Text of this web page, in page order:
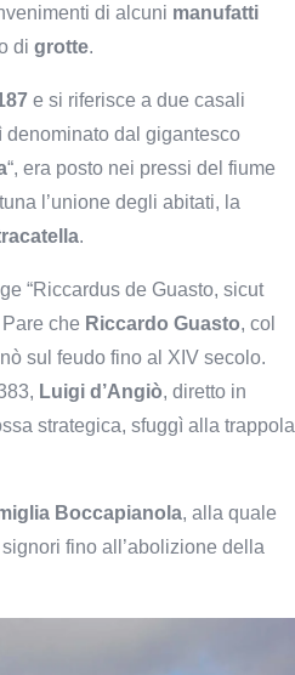
di alcuni manufatti
di grotte.
e si riferisce a due casali
denominato dal gigantesco
“, era posto nei pressi del fiume
l’unione degli abitati, la
.
“Riccardus de Guasto, sicut
che Riccardo Guasto, col
sul feudo fino al XIV secolo.
Luigi d’Angiò, diretto in
strategica, sfuggì alla trappola
Boccapianola, alla quale
fino all’abolizione della